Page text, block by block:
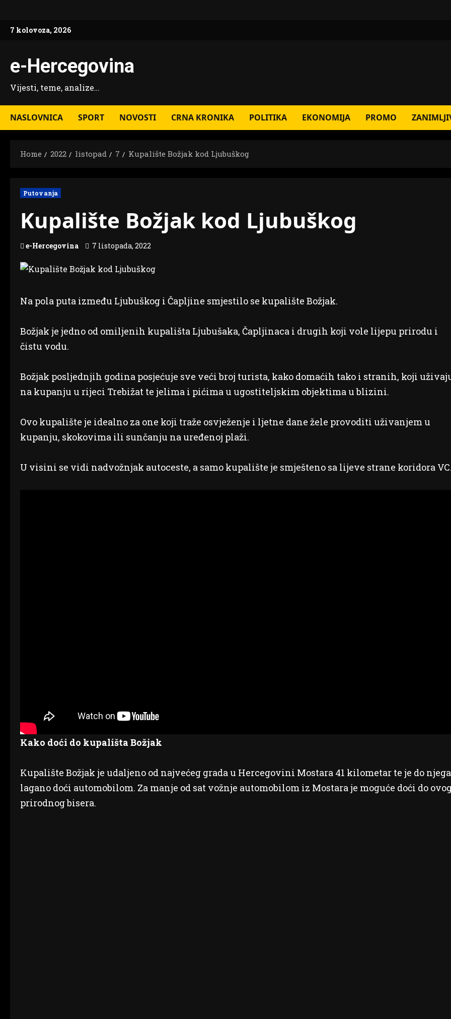
content
7 kolovoza, 2026
e-Hercegovina
Vijesti, teme, analize…
NASLOVNICA SPORT NOVOSTI CRNA KRONIKA POLITIKA EKONOMIJA PROMO
Home 2022 listopad 7 Kupalište Božjak kod Ljubuškog
Putovanja
Kupalište Božjak kod Ljubuškog
e-Hercegovina 7 listopada, 2022
Na pola puta između Ljubuškog i Čapljine smjestilo se kupalište Božjak.
Božjak je jedno od omiljenih kupališta Ljubušaka, Čapljinaca i drugih koji vole lijepu prirodu i
čistu vodu.
Božjak posljednjih godina posjećuje sve veći broj turista, kako domaćih tako i stranih, koji
na kupanju u rijeci Trebižat te jelima i pićima u ugostiteljskim objektima u blizini.
Ovo kupalište je idealno za one koji traže osvježenje i ljetne dane žele provoditi uživanjem u
kupanju, skokovima ili sunčanju na uređenoj plaži.
U visini se vidi nadvožnjak autoceste, a samo kupalište je smješteno sa lijeve strane koridora
Kako doći do kupališta Božjak
Kupalište Božjak je udaljeno od najvećeg grada u Hercegovini Mostara 41 kilometar te je do njega
lagano doći automobilom. Za manje od sat vožnje automobilom iz Mostara je moguće doći do
prirodnog bisera.